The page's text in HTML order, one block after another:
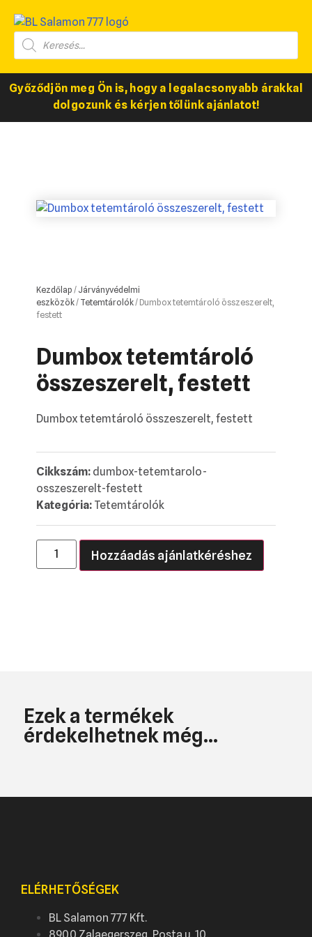
Győződjön meg Ön is, hogy a legalacsonyabb árakkal
dolgozunk és kérjen tőlünk ajánlatot!
Kezdőlap / Járványvédelmi
eszközök/ Tetemtárolók/ Dumbox tetemtároló összeszerelt,
festett
Dumbox tetemtároló
összeszerelt, festett
Dumbox tetemtároló összeszerelt, festett
Cikkszám: dumbox-tetemtarolo-
osszeszerelt-festett
Kategória: Tetemtárolók
Hozzáadás ajánlatkéréshez
Ezek a termékek
érdekelhetnek még...
ELÉRHETŐSÉGEK
BL Salamon 777 Kft.